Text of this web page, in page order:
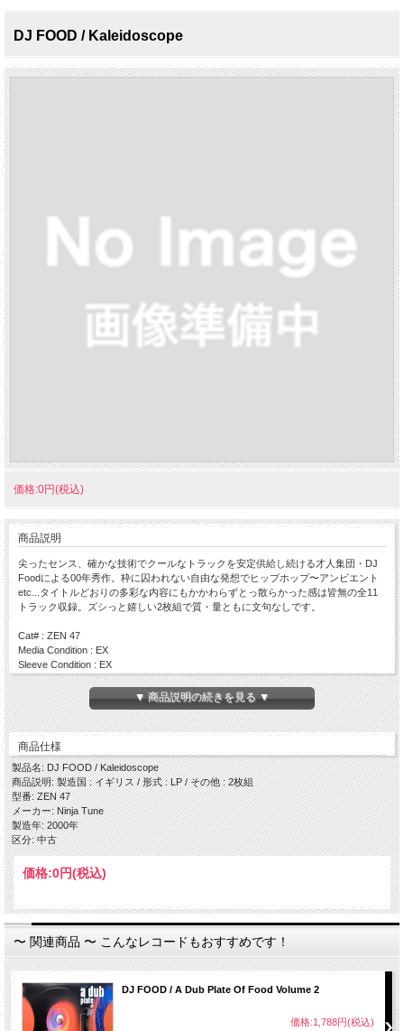
DJ FOOD / Kaleidoscope
価格:0円(税込)
商品説明
尖ったセンス、確かな技術でクールなトラックを安定供給し続ける才人集団・DJ
Foodによる00年秀作。枠に囚われない自由な発想でヒップホップ〜アンビエント
etc...タイトルどおりの多彩な内容にもかかわらずとっ散らかった感は皆無の全11
トラック収録。ズシっと嬉しい2枚組で質・量ともに文句なしです。
Cat# : ZEN 47
Media Condition : EX
Sleeve Condition : EX
Press : 2000 / UK
Side A
・ Full Bleed
・ Break
・ The Riff
Side B
・ The Ageing Young Rebel
・ The Crow...
Side C
・ Nocturne (Sleep Dyad 1)
・ Nevermore (Sleep Dyad 2)
Side D
・ The Sky At Night
・ Minitoka
▼ 商品説明の続きを見る ▼
商品仕様
製品名: DJ FOOD / Kaleidoscope
商品説明: 製造国 : イギリス / 形式 : LP / その他 : 2枚組
型番: ZEN 47
メーカー: Ninja Tune
製造年: 2000年
区分: 中古
価格:0円(税込)
〜 関連商品 〜 こんなレコードもおすすめです！
DJ FOOD / A Dub Plate Of Food Volume 2
価格:1,788円(税込)